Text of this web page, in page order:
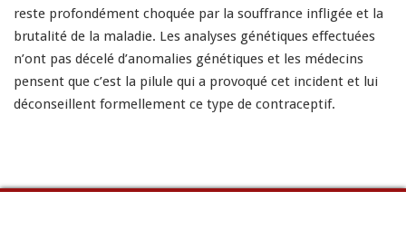
reste profondément choquée par la souffrance infligée et la
brutalité de la maladie. Les analyses génétiques effectuées
n’ont pas décelé d’anomalies génétiques et les médecins
pensent que c’est la pilule qui a provoqué cet incident et lui
déconseillent formellement ce type de contraceptif.